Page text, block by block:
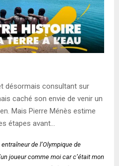
désormais consultant sur
caché son envie de venir un
Mais Pierre Ménès estime
étapes avant…
de l’Olympique de
joueur comme moi car c’était mon